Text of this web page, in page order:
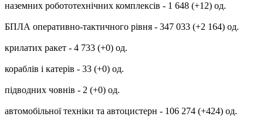
наземних робототехнічних комплексів - 1 648 (+12) од.
БПЛА оперативно-тактичного рівня - 347 033 (+2 164) од.
крилатих ракет - 4 733 (+0) од.
кораблів і катерів - 33 (+0) од.
підводних човнів - 2 (+0) од.
автомобільної техніки та автоцистерн - 106 274 (+424) од.